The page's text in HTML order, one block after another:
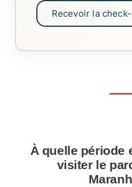
Recevoir la
À quelle période
visiter le